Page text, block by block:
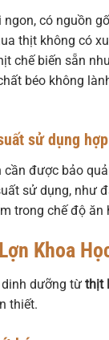
ngon, có nguồn
thịt không có
chế biến sẵn
béo không
sử dụng
cần được bảo
sử dụng, như
trong chế độ
Khoa
dưỡng từ thịt
thiết.